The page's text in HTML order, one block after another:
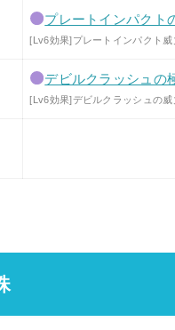
プレートインパクト
[Lv6効果]プレートインパクト威
デビルクラッシュの
[Lv6効果]デビルクラッシュの威